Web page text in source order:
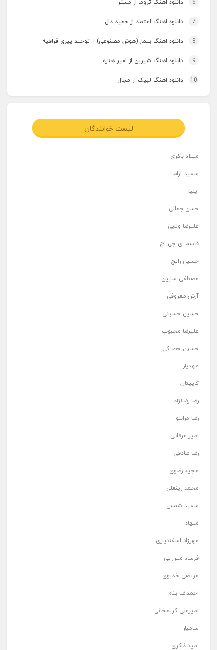
6 دانلود اهنگ تروما از مستر
7 دانلود اهنگ اعتماد از حمید دال
8 دانلود اهنگ بیمار (هوش مصنوعی) از توحید پیری قراقیه
9 دانلود اهنگ شیرین از امیر هناره
10 دانلود اهنگ لبیک از مجال
لیست خوانندگان
میلاد باکری
سعید آرام
ایلیا
حسن جمالی
علیرضا ولایی
قاسم ای جی اچ
حسین رایج
مصطفی سابین
آرش معروفی
حسین حسینی
علیرضا محبوب
حسین حصارکی
مهدیار
کاپیتان
رضا رضانژاد
رضا مرانلو
امیر عرفانی
رضا صادقی
مجید رضوی
محمد زینعلی
سعید شمس
میهاد
مهرزاد اسفندیاری
فرشاد میرزایی
مرتضی خدیوی
احمدرضا بنام
امیرعلی کریمخانی
سامیار
امید ذاکری